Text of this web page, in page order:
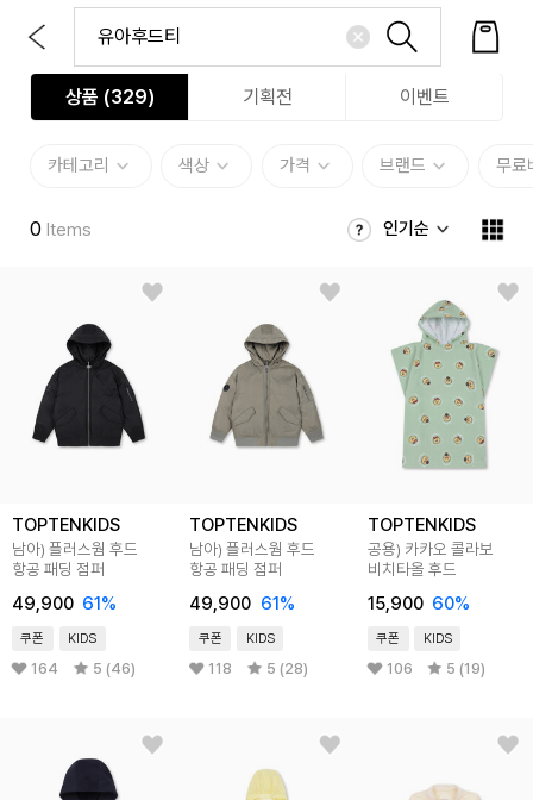
상품 (329) 기획전 이벤트
카테고리 색상 가격 브랜드 무료
0 Items 인기순
TOPTENKIDS
남아) 플러스웜 후드
항공 패딩 점퍼
49,900 61%
쿠폰 KIDS
164 5 (46)
TOPTENKIDS
남아) 플러스웜 후드
항공 패딩 점퍼
49,900 61%
쿠폰 KIDS
118 5 (28)
TOPTENKIDS
공용) 카카오 콜라보
비치타올 후드
15,900 60%
쿠폰 KIDS
106 5 (19)